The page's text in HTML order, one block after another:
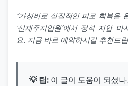
“가성비로 실질적인 피로 회복을
‘신제주지압원’에서 정석 지압
요. 지금 바로 예약하시길 추천드
💡 팁: 이 글이 도움이 되셨